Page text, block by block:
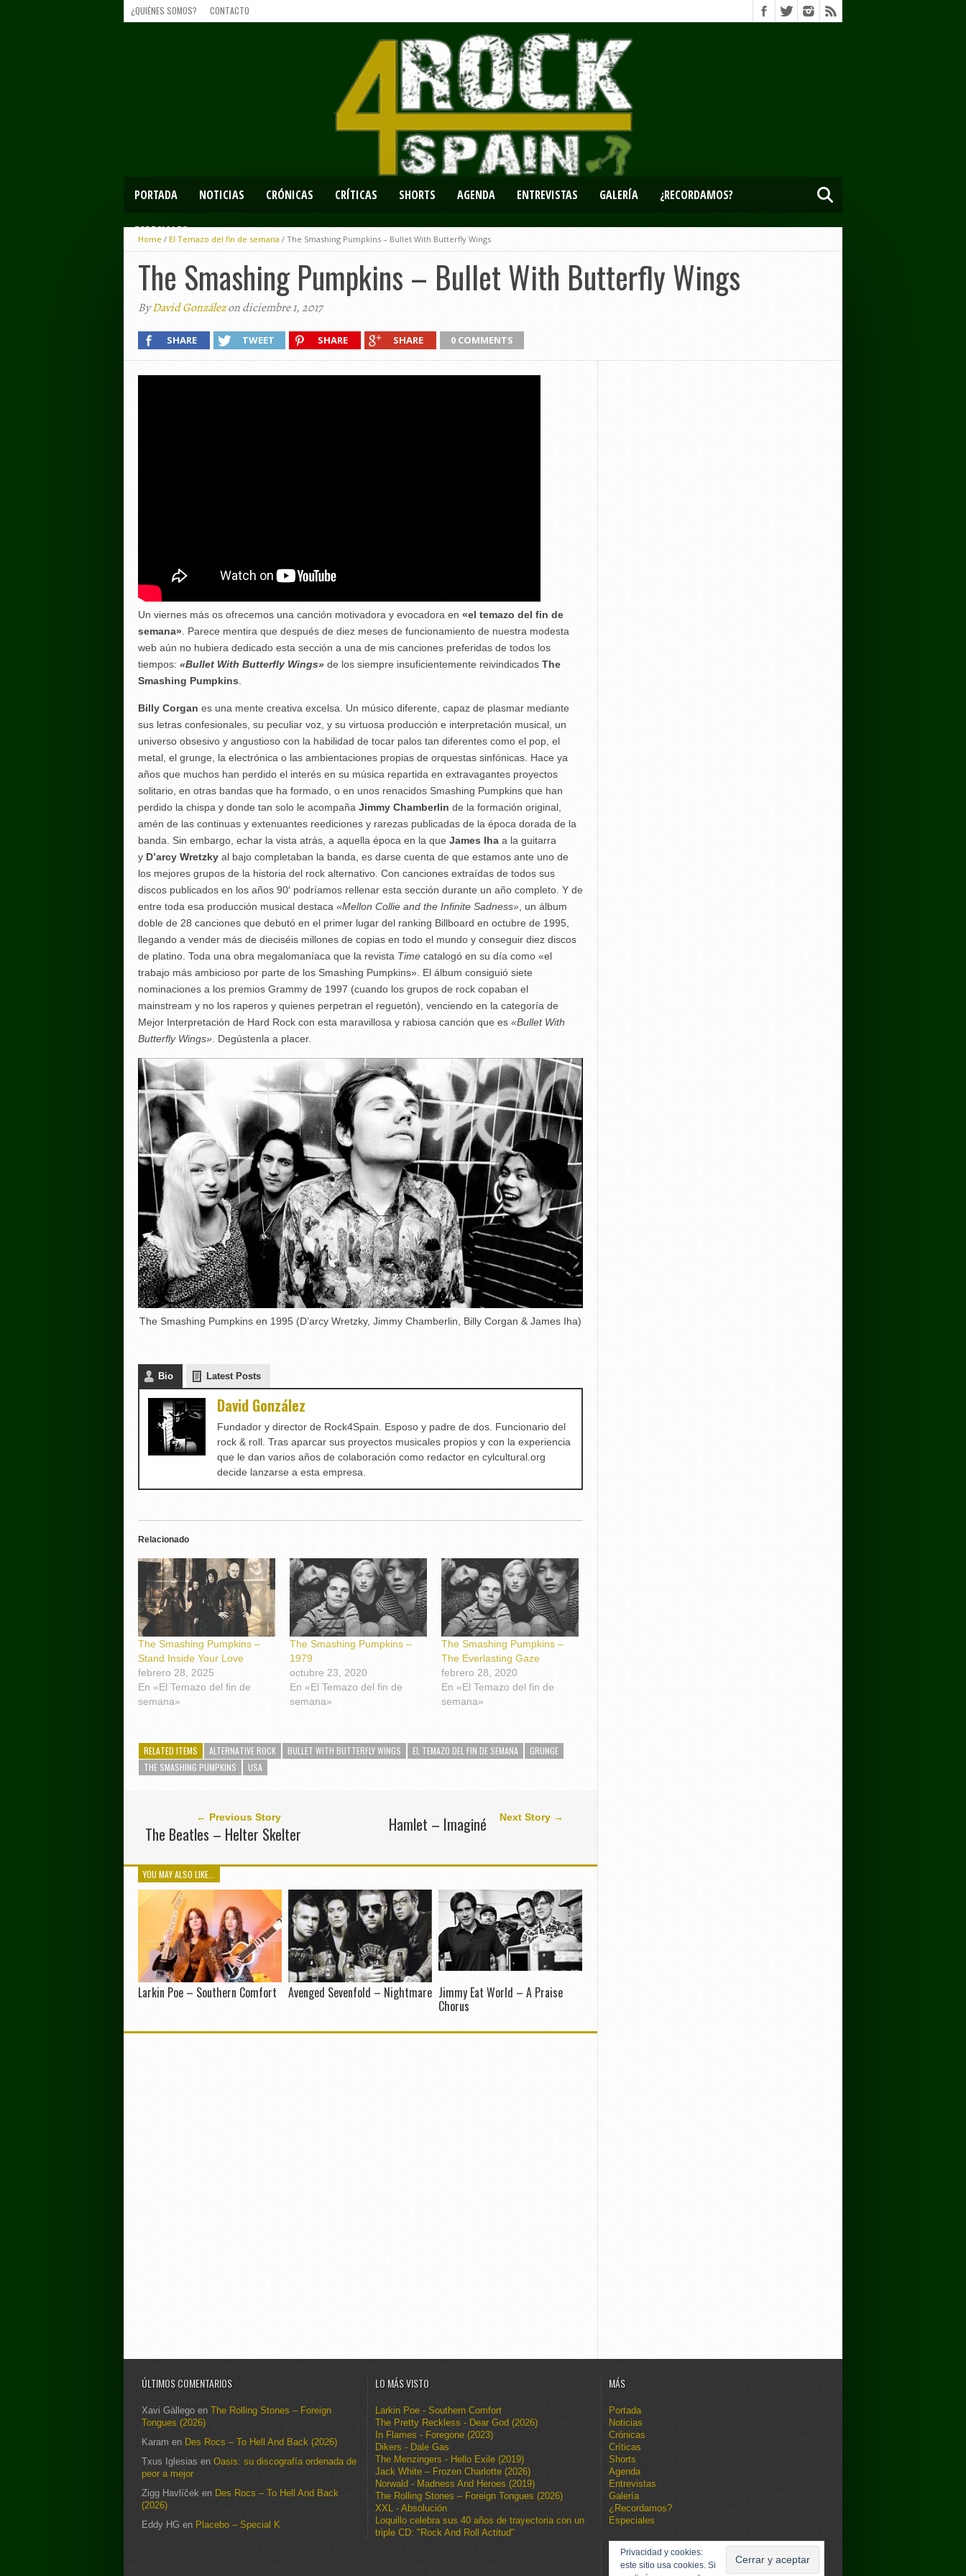
¿QUIÉNES SOMOS? CONTACTO
PORTADA NOTICIAS CRÓNICAS CRÍTICAS SHORTS AGENDA ENTREVISTAS GALERÍA ¿RECORDAMOS?
ESPECIALES
Home / El Temazo del fin de semana / The Smashing Pumpkins – Bullet With Butterfly Wings
The Smashing Pumpkins – Bullet With Butterfly Wings
ByDavid Gonzálezon diciembre 1, 2017
SHARE TWEET SHARE SHARE 0 COMMENTS
Un viernes más os ofrecemos una canción motivadora y evocadora en «el temazo del fin de
semana». Parece mentira que después de diez meses de funcionamiento de nuestra modesta
web aún no hubiera dedicado esta sección a una de mis canciones preferidas de todos los
tiempos: «Bullet With Butterfly Wings»de los siempre insuficientemente reivindicados The
Smashing Pumpkins.
Billy Corgan es una mente creativa excelsa. Un músico diferente, capaz de plasmar mediante
sus letras confesionales, su peculiar voz, y su virtuosa producción e interpretación musical, un
universo obsesivo y angustioso con la habilidad de tocar palos tan diferentes como el pop, el
metal, el grunge, la electrónica o las ambientaciones propias de orquestas sinfónicas. Hace ya
años que muchos han perdido el interés en su música repartida en extravagantes proyectos
solitario, en otras bandas que ha formado, o en unos renacidos Smashing Pumpkins que han
perdido la chispa y donde tan solo le acompaña Jimmy Chamberlin de la formación original,
amén de las continuas y extenuantes reediciones y rarezas publicadas de la época dorada de la
banda. Sin embargo, echar la vista atrás, a aquella época en la que James Ihaa la guitarra
y D’arcy Wretzkyal bajo completaban la banda, es darse cuenta de que estamos ante uno de
los mejores grupos de la historia del rock alternativo. Con canciones extraídas de todos sus
discos publicados en los años 90′ podríamos rellenar esta sección durante un año completo. Y de
entre toda esa producción musical destaca «Mellon Collie and the Infinite Sadness», un álbum
doble de 28 canciones que debutó en el primer lugar del ranking Billboard en octubre de 1995,
llegando a vender más de dieciséis millones de copias en todo el mundo y conseguir diez discos
de platino. Toda una obra megalomaníaca que la revista Timecatalogó en su día como «el
trabajo más ambicioso por parte de los Smashing Pumpkins». El álbum consiguió siete
nominaciones a los premios Grammy de 1997 (cuando los grupos de rock copaban el
mainstream y no los raperos y quienes perpetran el reguetón), venciendo en la categoría de
Mejor Interpretación de Hard Rock con esta maravillosa y rabiosa canción que es «Bullet With
Butterfly Wings». Degústenla a placer.
The Smashing Pumpkins en 1995 (D’arcy Wretzky, Jimmy Chamberlin, Billy Corgan & James Iha)
Bio Latest Posts
David González
Fundador y director de Rock4Spain. Esposo y padre de dos. Funcionario del
rock & roll. Tras aparcar sus proyectos musicales propios y con la experiencia
que le dan varios años de colaboración como redactor en cylcultural.org
decide lanzarse a esta empresa.
Relacionado
The Smashing Pumpkins –
Stand Inside Your Love
febrero 28, 2025
En «El Temazo del fin de
semana»
The Smashing Pumpkins –
1979
octubre 23, 2020
En «El Temazo del fin de
semana»
The Smashing Pumpkins –
The Everlasting Gaze
febrero 28, 2020
En «El Temazo del fin de
semana»
RELATED ITEMS ALTERNATIVE ROCK BULLET WITH BUTTERFLY WINGS EL TEMAZO DEL FIN DE SEMANA
GRUNGE
THE SMASHING PUMPKINS
USA
← Previous Story
The Beatles – Helter Skelter
Next Story →
Hamlet – Imaginé
YOU MAY ALSO LIKE...
Larkin Poe – Southern Comfort Avenged Sevenfold – Nightmare Jimmy Eat World – A Praise
Chorus
ÚLTIMOS COMENTARIOS
Xavi Gàllego en The Rolling Stones – Foreign
Tongues (2026)
Karam en Des Rocs – To Hell And Back (2026)
Txus Iglesias en Oasis: su discografía ordenada de
peor a mejor
Zigg Havlíček en Des Rocs – To Hell And Back
(2026)
Eddy HG en Placebo – Special K
LO MÁS VISTO
Larkin Poe - Southern Comfort
The Pretty Reckless - Dear God (2026)
In Flames - Foregone (2023)
Dikers - Dale Gas
The Menzingers - Hello Exile (2019)
Jack White – Frozen Charlotte (2026)
Norwald - Madness And Heroes (2019)
The Rolling Stones – Foreign Tongues (2026)
XXL - Absolución
Loquillo celebra sus 40 años de trayectoria con un
triple CD: "Rock And Roll Actitud"
MÁS
Portada
Noticias
Crónicas
Críticas
Shorts
Agenda
Entrevistas
Galería
¿Recordamos?
Especiales
Privacidad y cookies:
este sitio usa cookies. Si